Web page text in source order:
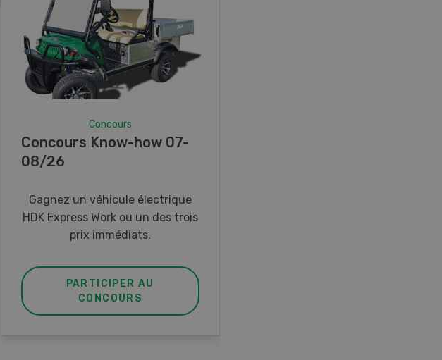
Concours
Concours Know-how 07-
08/26
Gagnez un véhicule électrique
HDK Express Work ou un des trois
prix immédiats.
PARTICIPER AU
CONCOURS